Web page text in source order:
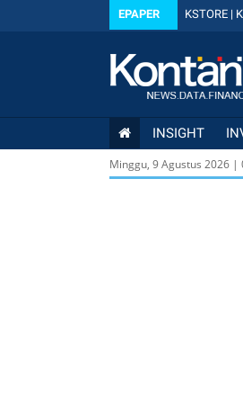
EPAPER KSTORE |
INSIGHT
Minggu, 9 Agustus 2026 |